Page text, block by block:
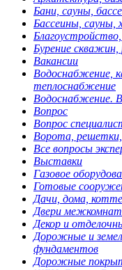
Бани, сауны,
Бассеины,
Бурение скважин,
Вакансии
Водоснабжение,
теплоснабжение
Водоснабжение.
Вопрос
Вопрос
Ворота,
Все вопросы
Выставки
Газовое
Готовые
Дачи, дома,
Двери
Декор и
Дорожные и
фундаментов
Дорожные